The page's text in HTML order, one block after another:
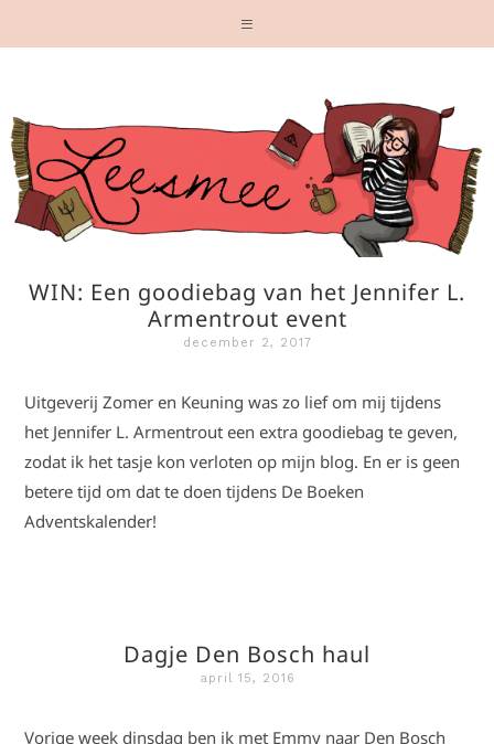
WIN: Een goodiebag van het Jennifer L.
Armentrout event
december 2, 2017
Uitgeverij Zomer en Keuning was zo lief om mij tijdens
het Jennifer L. Armentrout een extra goodiebag te geven,
zodat ik het tasje kon verloten op mijn blog. En er is geen
betere tijd om dat te doen tijdens De Boeken
Adventskalender!
Dagje Den Bosch haul
april 15, 2016
Vorige week dinsdag ben ik met Emmy naar Den Bosch